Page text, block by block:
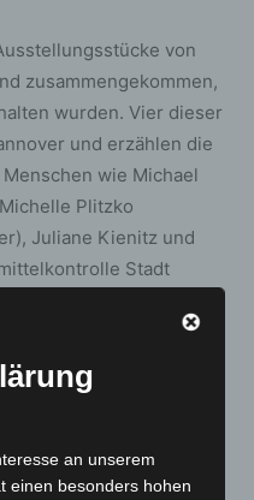
von
zusammengekommen,
wurden. Vier dieser
und erzählen die
wie Michael
Plitzko
Juliane Kienitz und
Stadt
(Zentrale
die fünf
und betonten, dass
Sie möchten mit
für Verständnis
an unserem
einen besonders hohen